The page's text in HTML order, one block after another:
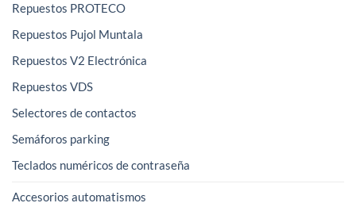
Repuestos PROTECO
Repuestos Pujol Muntala
Repuestos V2 Electrónica
Repuestos VDS
Selectores de contactos
Semáforos parking
Teclados numéricos de contraseña
Accesorios automatismos